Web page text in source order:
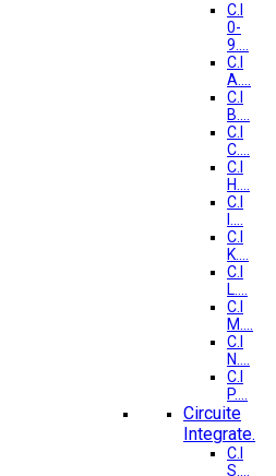
C.I
0-
9....
C.I
A....
C.I
B....
C.I
C....
C.I
H....
C.I
C.I
K....
C.I
L....
C.I
M....
C.I
N....
C.I
P....
Circuite
Integrate.
C.I
S....